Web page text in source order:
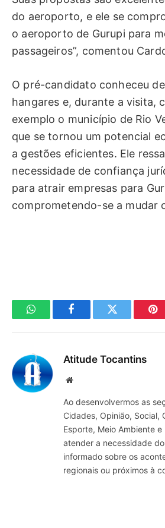
do aeroporto, e ele se
o aeroporto de Gurupi para
passageiros”, comentou
O pré-candidato conheceu
hangares e, durante a visita,
exemplo o município de Rio
que se tornou um potencial
a gestões eficientes. Ele
necessidade de confiança
para atrair empresas para
comprometendo-se a mudar
WhatsAppFacebookTwitter
Atitude Tocantins
Site
Ao desenvolvermos as
Cidades, Opinião, Social,
Esporte, Meio Ambiente
atender a necessidade
informado sobre os
regionais ou próximos à